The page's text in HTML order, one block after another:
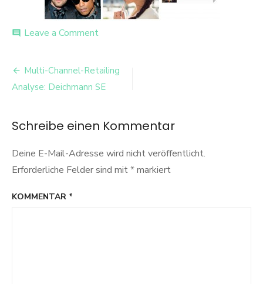
comment Leave a Commenton
Beitrags-
Navigation
Multi-Channel-Retailing
Analyse: Deichmann SE
Schreibe einen Kommentar
Deine E-Mail-Adresse wird nicht veröffentlicht.
Erforderliche Felder sind mit*markiert
KOMMENTAR *